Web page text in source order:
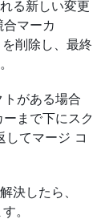
る新しい変更
マーカ
を削除し、最終
がある場合
まで下にスク
してマージ コ
決したら、
。